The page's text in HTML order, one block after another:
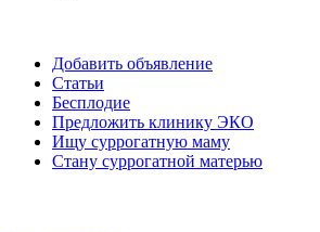
Добавить объявление
Статьи
Бесплодие
Предложить клинику ЭКО
Ищу суррогатную маму
Стану суррогатной матерью